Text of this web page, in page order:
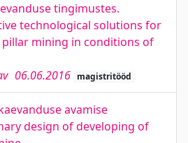
tingimustes.
technological solutions for
mining in conditions of
06.06.2016 magistritööd
avamise
design of developing of